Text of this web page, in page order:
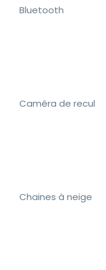
Bluetooth
Caméra de recul
Chaines à neige